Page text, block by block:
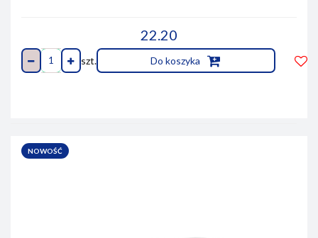
22.20
szt. Do koszyka
NOWOŚĆ